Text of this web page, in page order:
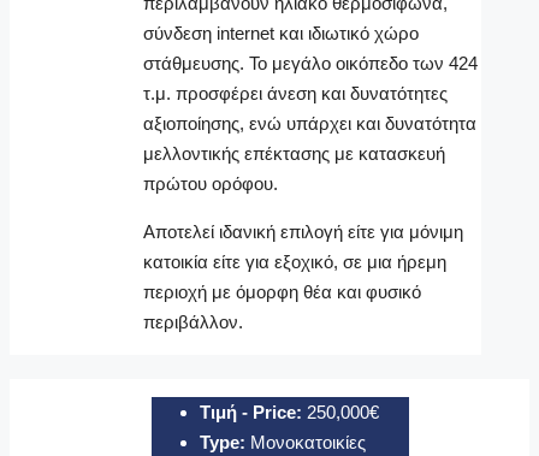
σύνδεση internet και ιδιωτικό χώρο
στάθμευσης. Το μεγάλο οικόπεδο των 424
τ.μ. προσφέρει άνεση και δυνατότητες
αξιοποίησης, ενώ υπάρχει και δυνατότητα
μελλοντικής επέκτασης με κατασκευή
πρώτου ορόφου.
Αποτελεί ιδανική επιλογή είτε για μόνιμη
κατοικία είτε για εξοχικό, σε μια ήρεμη
περιοχή με όμορφη θέα και φυσικό
περιβάλλον.
Τιμή - Price: 250,000€
Type: Μονοκατοικίες